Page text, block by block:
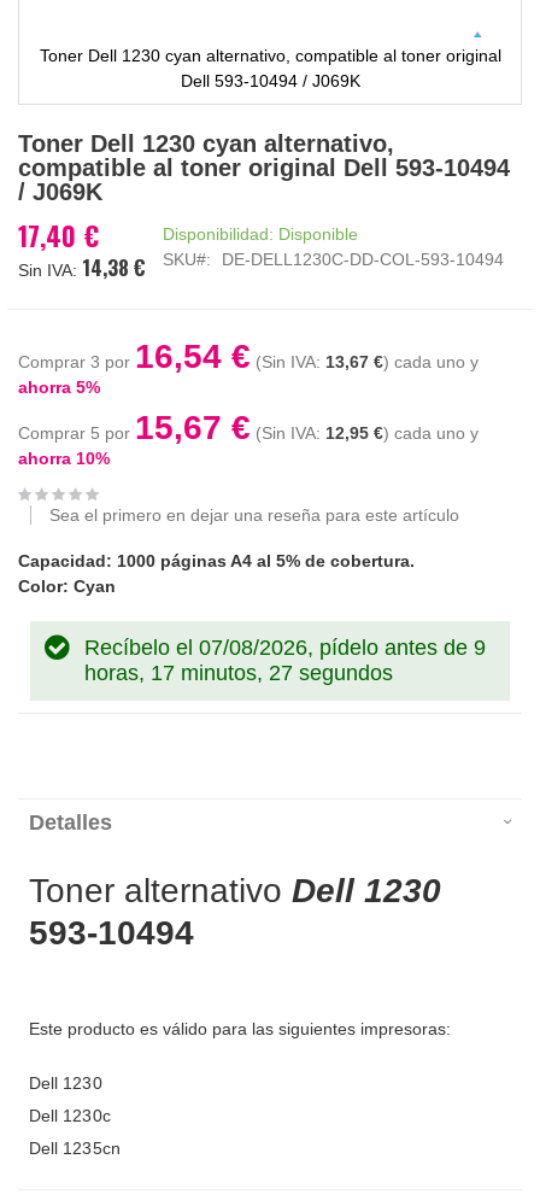
Toner Dell 1230 cyan alternativo, compatible al toner original
Dell 593-10494 / J069K
al
comienzo
de
galería
de
Toner Dell 1230 cyan alternativo,
compatible al toner original Dell 593-10494
/ J069K
17,40 €
14,38 €
Disponibilidad: Disponible
SKU
DE-DELL1230C-DD-COL-593-10494
Comprar 3 por 16,54 € 13,67 € cada uno y
ahorra 5%
Comprar 5 por 15,67 € 12,95 € cada uno y
ahorra 10%
Sea el primero en dejar una reseña para este artículo
Capacidad: 1000 páginas A4 al 5% de cobertura.
Color: Cyan
Recíbelo el 07/08/2026, pídelo antes de 9
horas, 17 minutos, 27 segundos
Detalles
Toner alternativo Dell 1230
593-10494
Este producto es válido para las siguientes impresoras:
Dell 1230
Dell 1230c
Dell 1235cn